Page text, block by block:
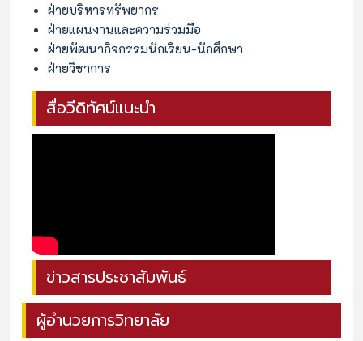
ฝ่ายบริหารทรัพยากร
ฝ่ายแผนงานและความร่วมมือ
ฝ่ายพัฒนากิจกรรมนักเรียน-นักศึกษา
ฝ่ายวิชาการ
สื่อวีดิทัศน์แนะนำ
ข่าวสารประชาสัมพันธ์
ผู้อำนวยการวิทยาลัย